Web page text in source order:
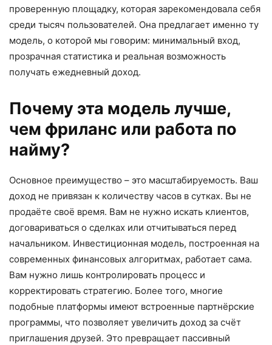
проверенную площадку, которая зарекомендовала себя
среди тысяч пользователей. Она предлагает именно ту
модель, о которой мы говорим: минимальный вход,
прозрачная статистика и реальная возможность
получать ежедневный доход.
Почему эта модель лучше,
чем фриланс или работа по
найму?
Основное преимущество – это масштабируемость. Ваш
доход не привязан к количеству часов в сутках. Вы не
продаёте своё время. Вам не нужно искать клиентов,
договариваться о сделках или отчитываться перед
начальником. Инвестиционная модель, построенная на
современных финансовых алгоритмах, работает сама.
Вам нужно лишь контролировать процесс и
корректировать стратегию. Более того, многие
подобные платформы имеют встроенные партнёрские
программы, что позволяет увеличить доход за счёт
приглашения друзей. Это превращает пассивный